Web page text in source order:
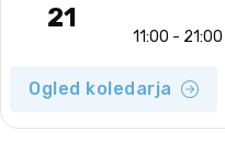
21
11:00 - 21:00
Ogled koledarja